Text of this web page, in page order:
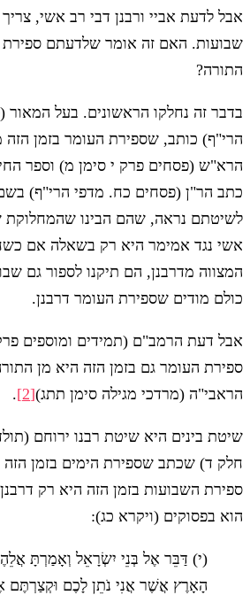
אבל לדעת אביי ורבנן דבי רב אשי, צריך
שבועות. האם זה אומר שלדעתם ספירת
התורה?
בדבר זה נחלקו הראשונים. בעל המאור
הרי"ף) כותב, שספירת העומר בזמן הזה
הרא"ש (פסחים פרק י סימן מ) וספר
כתב הר"ן (פסחים כח. מדפי הרי"ף)
לשיטתם נראה, שהם הבינו שהמחלוקת
אשי נגד אמימר היא רק בשאלה אם
המצווה מדרבנן, הם תיקנו לספור גם
כולם מודים שספירת העומר דרבנן.
אבל דעת הרמב"ם (תמידים ומוספים
ספירת העומר גם בזמן הזה היא מן
הראבי"ה (מרדכי מגילה סימן תתג)[2]
.
שיטת בינים היא שיטת רבנו ירוחם
חלק ד) שכתב שספירת הימים בזמן הזה
ספירת השבועות בזמן הזה היא רק
הוא בפסוקים (ויקרא כג):
(י) דַּבֵּר אֶל בְּנֵי יִשְׂרָאֵל וְאָמַרְתָּ
הָאָרֶץ אֲשֶׁר אֲנִי נֹתֵן לָכֶם וּקְצַרְתֶּם